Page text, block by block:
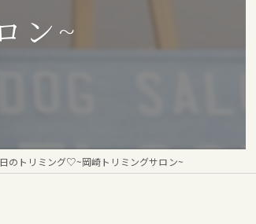
シュナウザー
ン~
のトリミング♡⁠~岡崎トリミングサロン~